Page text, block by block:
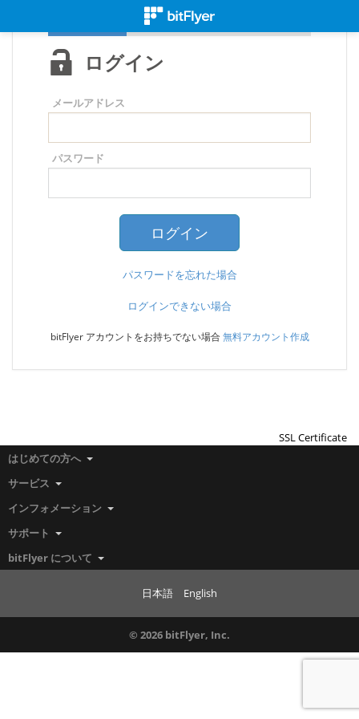
ログイン
メールアドレス
パスワード
パスワードを忘れた場合
ログインできない場合
bitFlyer アカウントをお持ちでない場合 無料アカウント作成
SSL Certificate
はじめての方へ
サービス
インフォメーション
サポート
bitFlyer について
日本語 English
© 2026 bitFlyer, Inc.